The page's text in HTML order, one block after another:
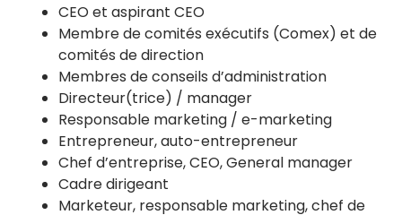
CEO et aspirant CEO
Membre de comités exécutifs (Comex) et de
comités de direction
Membres de conseils d’administration
Directeur(trice) / manager
Responsable marketing / e-marketing
Entrepreneur, auto-entrepreneur
Chef d’entreprise, CEO, General manager
Cadre dirigeant
Marketeur, responsable marketing, chef de